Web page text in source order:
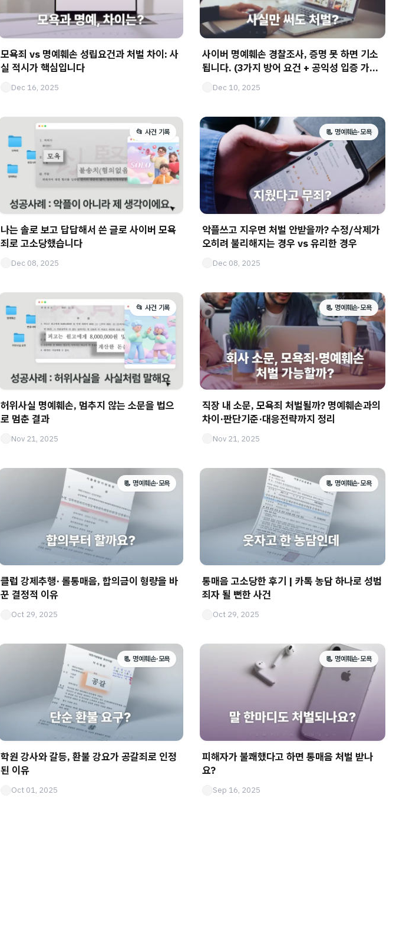
모욕죄 vs 명예훼손 성립요건과 처벌 차이: 사
실 적시가 핵심입니다
Dec 16, 2025
사이버 명예훼손 경찰조사, 증명 못 하면 기소
됩니다. (3가지 방어 요건 + 공익성 입증 가이
Dec 10, 2025
📂 사건 기록
나는 솔로 보고 답답해서 쓴 글로 사이버 모욕
죄로 고소당했습니다
Dec 08, 2025
📃 명예훼손·모욕
악플쓰고 지우면 처벌 안받을까? 수정/삭제가
오히려 불리해지는 경우 vs 유리한 경우
Dec 08, 2025
📂 사건 기록
허위사실 명예훼손, 멈추지 않는 소문을 법으
로 멈춘 결과
Nov 21, 2025
📃 명예훼손·모욕
직장 내 소문, 모욕죄 처벌될까? 명예훼손과의
차이·판단기준·대응전략까지 정리
Nov 21, 2025
📃 명예훼손·모욕
클럽 강제추행· 롤통매음, 합의금이 형량을 바
꾼 결정적 이유
Oct 29, 2025
📃 명예훼손·모욕
통매음 고소당한 후기 | 카톡 농담 하나로 성범
죄자 될 뻔한 사건
Oct 29, 2025
📃 명예훼손·모욕
학원 강사와 갈등, 환불 강요가 공갈죄로 인정
된 이유
Oct 01, 2025
📃 명예훼손·모욕
피해자가 불쾌했다고 하면 통매음 처벌 받나
요?
Sep 16, 2025